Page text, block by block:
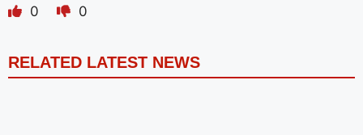
0 0
RELATED LATEST NEWS